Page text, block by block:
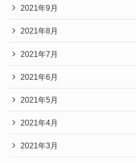
2021年9月
2021年8月
2021年7月
2021年6月
2021年5月
2021年4月
2021年3月